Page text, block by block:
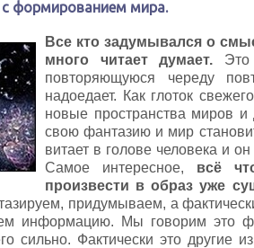
формированием мира.
Все кто задумывался о
много читает думает. Это
повторяющуюся череду
надоедает. Как глоток
новые пространства миров и
свою фантазию и мир
витает в голове человека и
Самое интересное, всё
произвести в образ уже
придумываем, а
информацию. Мы говорим это
сильно. Фактически это другие